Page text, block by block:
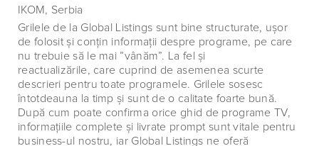
IKOM, Serbia
Grilele de la Global Listings sunt bine structurate, uşor
de folosit şi conţin informaţii despre programe, pe care
nu trebuie să le mai ”vânăm”. La fel şi
reactualizările, care cuprind de asemenea scurte
descrieri pentru toate programele. Grilele sosesc
întotdeauna la timp şi sunt de o calitate foarte bună.
După cum poate confirma orice ghid de programe TV,
informaţiile complete şi livrate prompt sunt vitale pentru
business-ul nostru, iar Global Listings ne oferă